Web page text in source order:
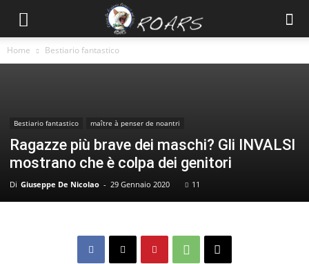
Home Bestiario fantastico
Bestiario fantastico maître à penser de noantri
Ragazze più brave dei maschi? Gli INVALSI
mostrano che è colpa dei genitori
Di Giuseppe De Nicolao - 29 Gennaio 2020 11